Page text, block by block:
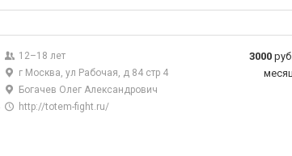
12–18 лет
г Москва, ул Рабочая, д 84 стр 4
Богачев Олег Александрович
http://totem-fight.ru/
3000